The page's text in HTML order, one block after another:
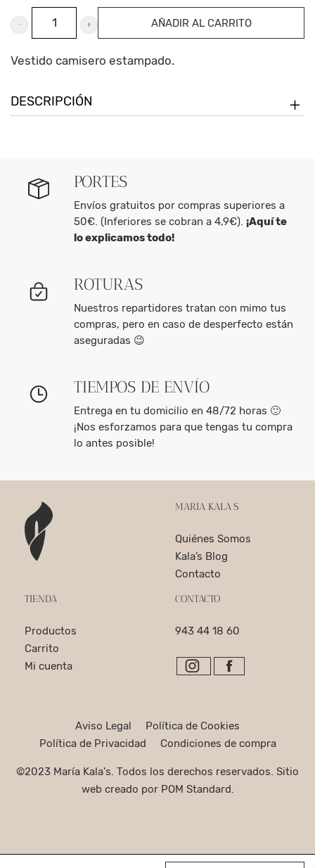
Vestido
camisero
cantidad
AÑADIR AL CARRITO
Vestido camisero estampado.
DESCRIPCIÓN
PORTES
Envíos gratuitos por compras superiores a
50€. (Inferiores se cobran a 4,9€). ¡Aquí te
lo explicamos todo!
ROTURAS
Nuestros repartidores tratan con mimo tus
compras, pero en caso de desperfecto están
aseguradas 😉
TIEMPOS DE ENVÍO
Entrega en tu domicilio en 48/72 horas 🙂
¡Nos esforzamos para que tengas tu compra
lo antes posible!
MARÍA KALA’S
Quiénes Somos
Kala’s Blog
Contacto
TIENDA
Productos
Carrito
Mi cuenta
CONTACTO
943 44 18 60
Aviso Legal
Política de Cookies
Política de Privacidad
Condiciones de compra
©2023 María Kala's. Todos los derechos reservados. Sitio
web creado por POM Standard